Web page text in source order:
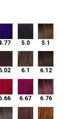
4.77 5.0
5.0
5.1
5.1
6.02 6.1
6.1
6.12
6.12
6.66 6.67
6.67
6.76
6.76
7.19 7.23 7.3